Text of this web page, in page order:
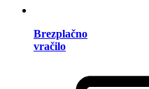
Brezplačno
vračilo